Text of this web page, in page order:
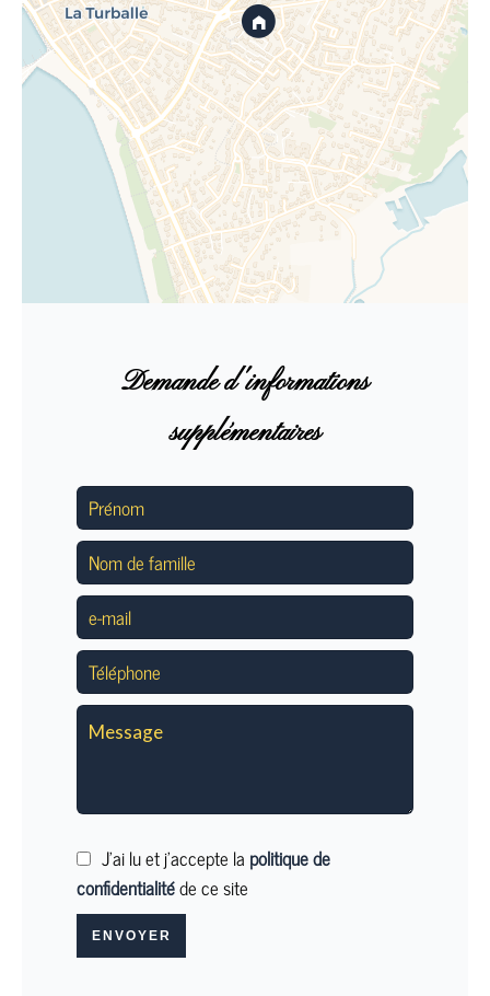
Demande d'informations
supplémentaires
J’ai lu et j'accepte la politique de
confidentialitéde ce site
ENVOYER